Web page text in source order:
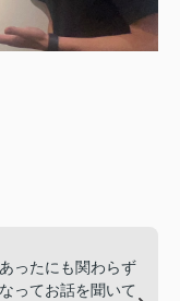
ったにも関わらず
ってお話を聞いて